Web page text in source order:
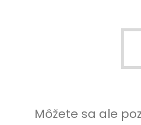
Môžete sa ale